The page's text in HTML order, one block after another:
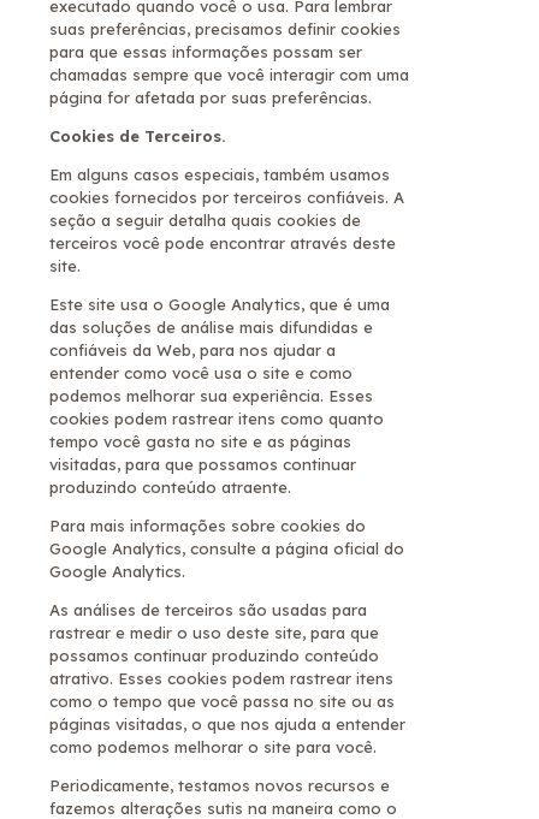
executado quando você o usa. Para lembrar
suas preferências, precisamos definir cookies
para que essas informações possam ser
chamadas sempre que você interagir com uma
página for afetada por suas preferências.
Cookies de Terceiros.
Em alguns casos especiais, também usamos
cookies fornecidos por terceiros confiáveis. A
seção a seguir detalha quais cookies de
terceiros você pode encontrar através deste
site.
Este site usa o Google Analytics, que é uma
das soluções de análise mais difundidas e
confiáveis ​​da Web, para nos ajudar a
entender como você usa o site e como
podemos melhorar sua experiência. Esses
cookies podem rastrear itens como quanto
tempo você gasta no site e as páginas
visitadas, para que possamos continuar
produzindo conteúdo atraente.
Para mais informações sobre cookies do
Google Analytics, consulte a página oficial do
Google Analytics.
As análises de terceiros são usadas para
rastrear e medir o uso deste site, para que
possamos continuar produzindo conteúdo
atrativo. Esses cookies podem rastrear itens
como o tempo que você passa no site ou as
páginas visitadas, o que nos ajuda a entender
como podemos melhorar o site para você.
Periodicamente, testamos novos recursos e
fazemos alterações sutis na maneira como o